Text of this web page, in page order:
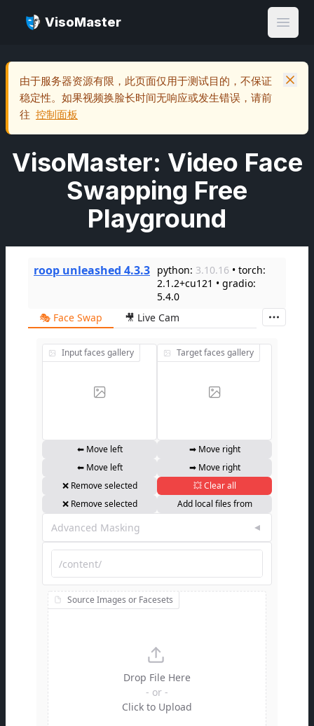
VisoMaster
Open
由于服务器资源有限，此页面仅用于测试目的，不保证
稳定性。如果视频换脸长时间无响应或发生错误，请前
往 控制面板
VisoMaster: Video Face
Swapping Free
Playground